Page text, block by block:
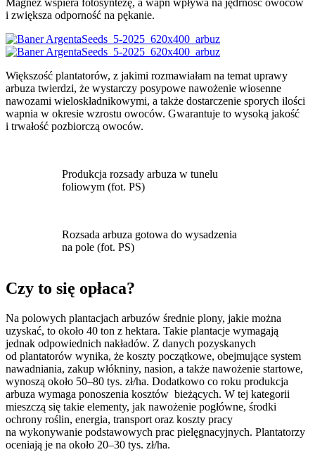
Magnez wspiera fotosyntezę, a wapń wpływa na jędrność owoców
i zwiększa odporność na pękanie.
Większość plantatorów, z jakimi rozmawiałam na temat uprawy
arbuza twierdzi, że wystarczy posypowe nawożenie wiosenne
nawozami wieloskładnikowymi, a także dostarczenie sporych ilości
wapnia w okresie wzrostu owoców. Gwarantuje to wysoką jakość
i trwałość pozbiorczą owoców.
Produkcja rozsady arbuza w tunelu
foliowym (fot. PS)
Rozsada arbuza gotowa do wysadzenia
na pole (fot. PS)
Czy to się opłaca?
Na polowych plantacjach arbuzów średnie plony, jakie można
uzyskać, to około 40 ton z hektara. Takie plantacje wymagają
jednak odpowiednich nakładów. Z danych pozyskanych
od plantatorów wynika, że koszty początkowe, obejmujące system
nawadniania, zakup włókniny, nasion, a także nawożenie startowe,
wynoszą około 50–80 tys. zł/ha. Dodatkowo co roku produkcja
arbuza wymaga ponoszenia kosztów bieżących. W tej kategorii
mieszczą się takie elementy, jak nawożenie pogłówne, środki
ochrony roślin, energia, transport oraz koszty pracy
na wykonywanie podstawowych prac pielęgnacyjnych. Plantatorzy
oceniają je na około 20–30 tys. zł/ha.